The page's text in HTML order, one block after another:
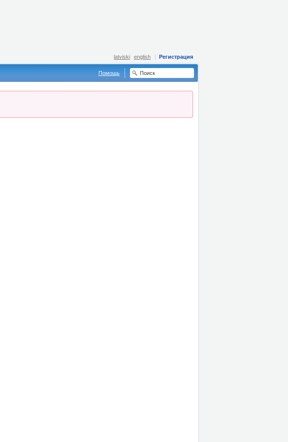
Регистрация
latviski english
Помощь